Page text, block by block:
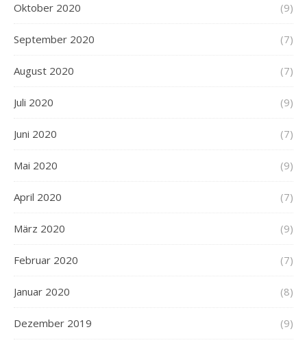
Oktober 2020 (9)
September 2020 (7)
August 2020 (7)
Juli 2020 (9)
Juni 2020 (7)
Mai 2020 (9)
April 2020 (7)
März 2020 (9)
Februar 2020 (7)
Januar 2020 (8)
Dezember 2019 (9)